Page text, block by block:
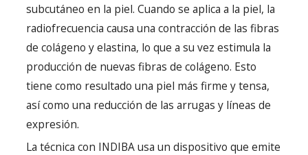
subcutáneo en la piel. Cuando se aplica a la piel, la
radiofrecuencia causa una contracción de las fibras
de colágeno y elastina, lo que a su vez estimula la
producción de nuevas fibras de colágeno. Esto
tiene como resultado una piel más firme y tensa,
así como una reducción de las arrugas y líneas de
expresión.
La técnica con INDIBA usa un dispositivo que emite